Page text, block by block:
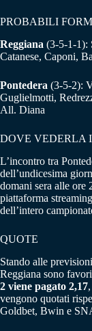
PROBABILI
Reggiana (3-5-1-1):
Catanese, Caponi,
Pontedera (3-5-2):
Guglielmotti,
All. Diana
DOVE VEDERLA
L’incontro tra
dell’undicesima
domani sera alle ore
piattaforma streaming
dell’intero
QUOTE
Stando alle
Reggiana sono
2 viene pagato 2,17
vengono quotati
Goldbet, Bwin e